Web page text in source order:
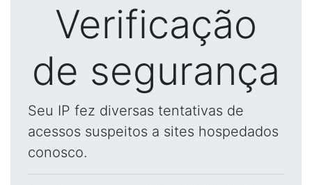
Verificação
de segurança
Seu IP fez diversas tentativas de
acessos suspeitos a sites hospedados
conosco.